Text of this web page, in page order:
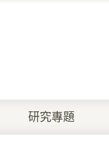
研究專題